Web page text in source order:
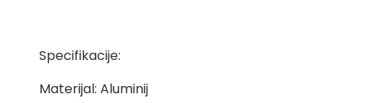
Specifikacije:
Materijal: Aluminij